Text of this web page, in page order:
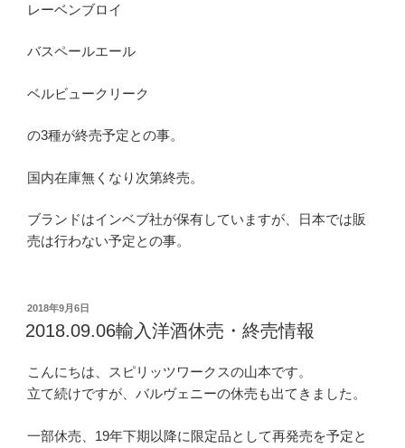
レーベンブロイ
バスペールエール
ベルビュークリーク
の3種が終売予定との事。
国内在庫無くなり次第終売。
ブランドはインベブ社が保有していますが、日本では販
売は行わない予定との事。
投
稿
日:
2018年9月6日
2018.09.06輸入洋酒休売・終売情報
こんにちは、スピリッツワークスの山本です。
立て続けですが、バルヴェニーの休売も出てきました。
一部休売、19年下期以降に限定品として再発売を予定と